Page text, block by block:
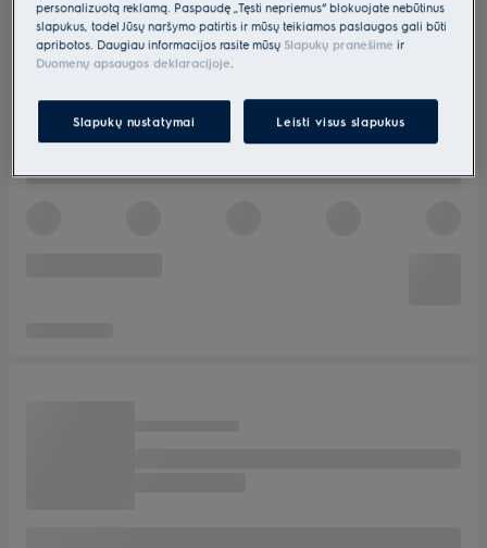
personalizuotą reklamą. Paspaudę „Tęsti nepriėmus“ blokuojate nebūtinus
slapukus, todėl Jūsų naršymo patirtis ir mūsų teikiamos paslaugos gali būti
apribotos. Daugiau informacijos rasite mūsų Slapukų pranešime ir
Duomenų apsaugos deklaracijoje.
Slapukų nustatymai Leisti visus slapukus